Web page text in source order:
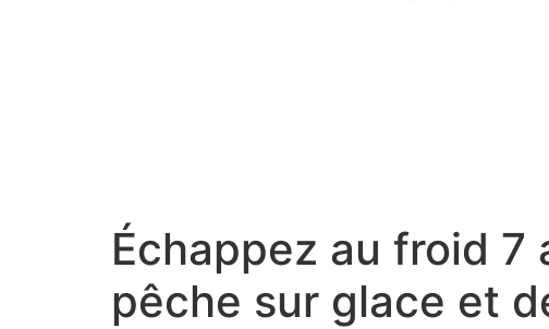
Échappez au froid
pêche sur glace et